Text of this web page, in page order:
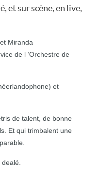
et sur scène, en live,
Miranda
de l ‘Orchestre de
et
de talent, de bonne
Et qui trimbalent une